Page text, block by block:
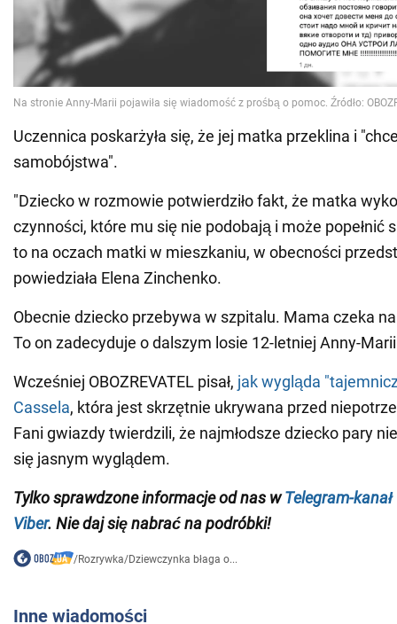
Uczennica poskarżyła się, że jej matka przeklina i
samobójstwa".
"Dziecko w rozmowie potwierdziło fakt, że matka
czynności, które mu się nie podobają i może popełnić
to na oczach matki w mieszkaniu, w obecności
powiedziała Elena Zinchenko.
Obecnie dziecko przebywa w szpitalu. Mama czeka
To on zadecyduje o dalszym losie 12-letniej Anny-
Wcześniej OBOZREVATEL pisał, jak wygląda
Cassela, która jest skrzętnie ukrywana przed
Fani gwiazdy twierdzili, że najmłodsze dziecko pary
się jasnym wyglądem.
Tylko sprawdzone informacje od nas wTelegram-kanał
Viber. Nie daj się nabrać na podróbki!
/Rozrywka/Dziewczynka błaga o...
Inne wiadomości